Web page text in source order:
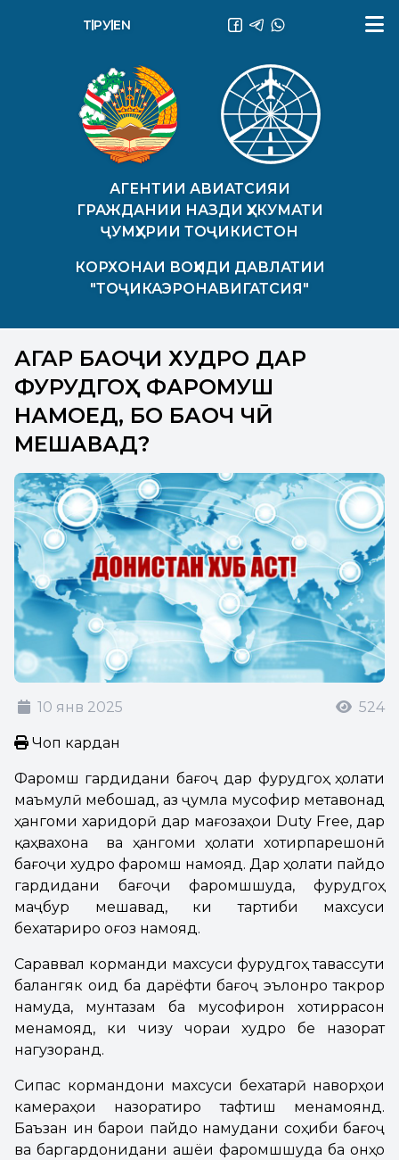
АГЕНТИИ АВИАТСИЯИ
ГРАЖДАНИИ НАЗДИ ҲУКУМАТИ
ҶУМҲУРИИ ТОҶИКИСТОН
КОРХОНАИ ВОҲИДИ ДАВЛАТИИ
"ТОҶИКАЭРОНАВИГАТСИЯ"
ТҶ РУEN
АГАР БАҒОҶИ ХУДРО ДАР
ФУРУДГОҲ ФАРОМУШ
НАМОЕД, БО БАҒОЧ ЧӢ
МЕШАВАД?
10 янв 2025 524
Чоп кардан
Фаромӯш гардидани бағоҷ дар фурудгоҳ ҳолати
маъмулӣ мебошад, аз ҷумла мусофир метавонад
ҳангоми харидорӣ дар мағозаҳои Duty Free, дар
қаҳвахона ва ҳангоми ҳолати хотирпарешонӣ
бағоҷи худро фаромӯш намояд. Дар ҳолати пайдо
гардидани бағоҷи фаромӯшшуда, фурудгоҳ
маҷбур мешавад, ки тартиби махсуси
бехатариро оғоз намояд.
Сараввал корманди махсуси фурудгоҳ тавассути
балангӯяк оид ба дарёфти бағоҷ эълонро такрор
намуда, мунтазам ба мусофирон хотиррасон
менамояд, ки чизу чораи худро бе назорат
нагузоранд.
Сипас кормандони махсуси бехатарӣ наворҳои
камераҳои назоратиро тафтиш менамоянд.
Баъзан ин барои пайдо намудани соҳиби бағоҷ
ва баргардонидани ашёи фаромӯшшуда ба онҳо